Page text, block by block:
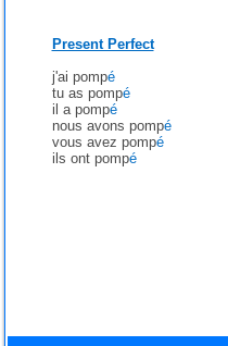
Present Perfect
j'ai pompé
tu as pompé
il a pompé
nous avons pompé
vous avez pompé
ils ont pompé